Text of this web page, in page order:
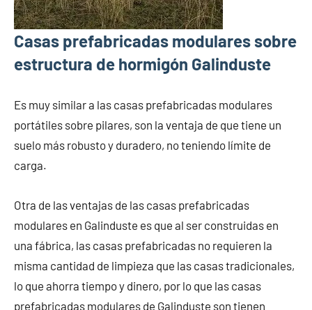
Casas prefabricadas modulares sobre
estructura de hormigón Galinduste
Es muy similar a las casas prefabricadas modulares
portátiles sobre pilares, son la ventaja de que tiene un
suelo más robusto y duradero, no teniendo límite de
carga.
Otra de las ventajas de las casas prefabricadas
modulares en Galinduste es que al ser construidas en
una fábrica, las casas prefabricadas no requieren la
misma cantidad de limpieza que las casas tradicionales,
lo que ahorra tiempo y dinero, por lo que las casas
prefabricadas modulares de Galinduste son tienen